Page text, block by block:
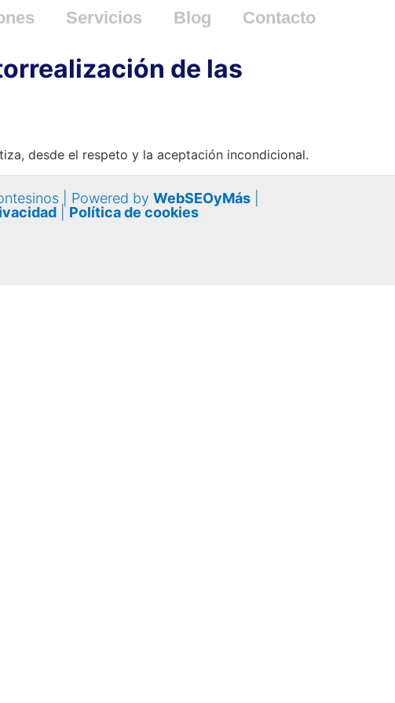
Servicios Blog Contacto
de las
desde el respeto y la aceptación incondicional.
| Powered byWebSEOyMás
| Política de cookies